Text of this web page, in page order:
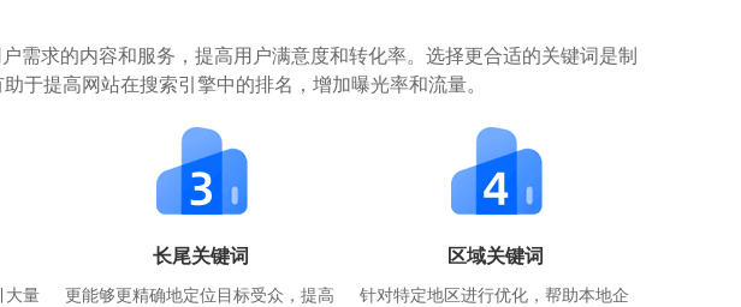
需求的内容和服务，提高用户满意度和转化率。选择更合适的关键词是制
于提高网站在搜索引擎中的排名，增加曝光率和流量。
大量
长尾关键词
更能够更精确地定位目标受众，提高
区域关键词
针对特定地区进行优化，帮助本地企